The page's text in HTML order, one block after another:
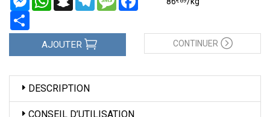
AJOUTER CONTINUER
DESCRIPTION
CONSEIL D’UTILISATION